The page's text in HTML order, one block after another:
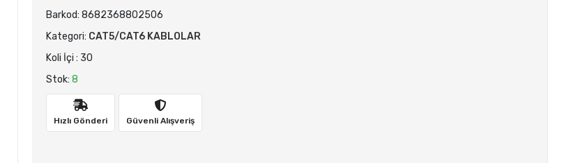
Barkod: 8682368802506
Kategori: CAT5/CAT6 KABLOLAR
Koli İçi : 30
Stok: 8
Hızlı Gönderi Güvenli Alışveriş